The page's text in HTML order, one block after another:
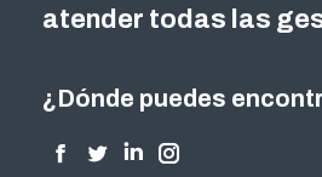
¿Dónde puedes
Encuéntranos en:
Facebook
TwitterLinkedinInstagram
atender todas las